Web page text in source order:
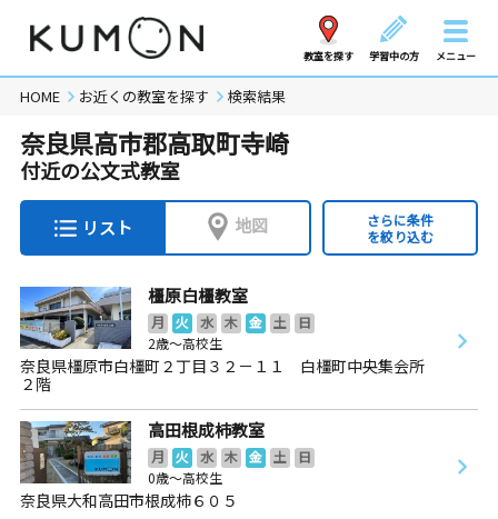
教室を探す 学習中の方 メニュー
HOME お近くの教室を探す 検索結果
奈良県高市郡高取町寺崎
付近の公文式教室
リスト 地図
さらに条件
を絞り込む
橿原白橿教室
月 火 水 木 金 土
日
2歳～高校生
奈良県橿原市白橿町２丁目３２－１１ 白橿町中央集会所
２階
高田根成柿教室
月 火 水 木 金 土
日
0歳～高校生
奈良県大和高田市根成柿６０５